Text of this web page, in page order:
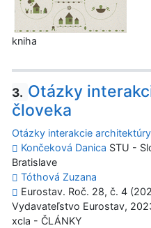
kniha
3. Otázky
človeka
Otázky interakcie
Končeková Danica STU -
Bratislave
Tóthová Zuzana
Eurostav. Roč. 28, č. 4
Vydavateľstvo Eurostav,
xcla - ČLÁNKY